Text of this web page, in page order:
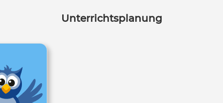
Unterrichtsplanung